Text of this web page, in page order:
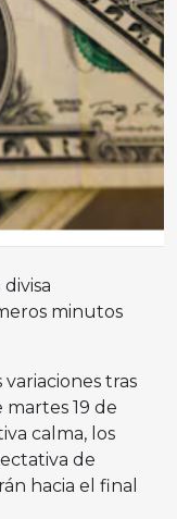
minutos
tras
19 de
calma, los
de
hacia el final